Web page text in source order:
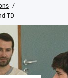
TD